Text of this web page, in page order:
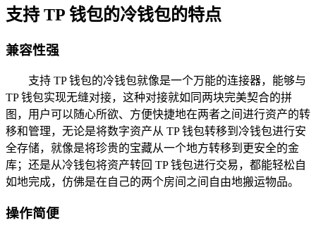
支持 TP 钱包的冷钱包的特点
兼容性强
支持 TP 钱包的冷钱包就像是一个万能的连接器，能够与
TP 钱包实现无缝对接，这种对接就如同两块完美契合的拼
图，用户可以随心所欲、方便快捷地在两者之间进行资产的转
移和管理，无论是将数字资产从 TP 钱包转移到冷钱包进行安
全存储，就像是将珍贵的宝藏从一个地方转移到更安全的金
库；还是从冷钱包将资产转回 TP 钱包进行交易，都能轻松自
如地完成，仿佛是在自己的两个房间之间自由地搬运物品。
操作简便